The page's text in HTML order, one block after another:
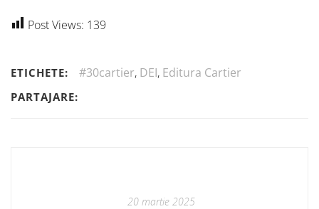
Post Views: 139
ETICHETE: #30cartier, DEI, Editura Cartier
PARTAJARE:
20 martie 2025